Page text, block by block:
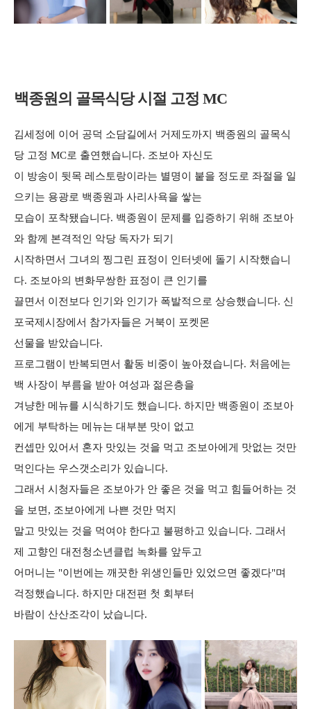
백종원의 골목식당 시절 고정 MC
김세정에 이어 공덕 소담길에서 거제도까지 백종원의 골목식
당 고정 MC로 출연했습니다. 조보아 자신도
이 방송이 뒷목 레스토랑이라는 별명이 붙을 정도로 좌절을 일
으키는 용광로 백종원과 사리사욕을 쌓는
모습이 포착됐습니다. 백종원이 문제를 입증하기 위해 조보아
와 함께 본격적인 악당 독자가 되기
시작하면서 그녀의 찡그린 표정이 인터넷에 돌기 시작했습니
다. 조보아의 변화무쌍한 표정이 큰 인기를
끌면서 이전보다 인기와 인기가 폭발적으로 상승했습니다. 신
포국제시장에서 참가자들은 거북이 포켓몬
선물을 받았습니다.
프로그램이 반복되면서 활동 비중이 높아졌습니다. 처음에는
백 사장이 부름을 받아 여성과 젊은층을
겨냥한 메뉴를 시식하기도 했습니다. 하지만 백종원이 조보아
에게 부탁하는 메뉴는 대부분 맛이 없고
컨셉만 있어서 혼자 맛있는 것을 먹고 조보아에게 맛없는 것만
먹인다는 우스갯소리가 있습니다.
그래서 시청자들은 조보아가 안 좋은 것을 먹고 힘들어하는 것
을 보면, 조보아에게 나쁜 것만 먹지
말고 맛있는 것을 먹여야 한다고 불평하고 있습니다. 그래서
제 고향인 대전청소년클럽 녹화를 앞두고
어머니는 "이번에는 깨끗한 위생인들만 있었으면 좋겠다"며
걱정했습니다. 하지만 대전편 첫 회부터
바람이 산산조각이 났습니다.